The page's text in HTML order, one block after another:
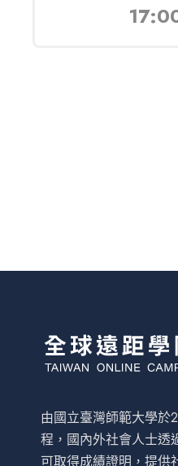
由國立臺灣師範大學於
程，國內外社會人士透
可取得成績證明，提供